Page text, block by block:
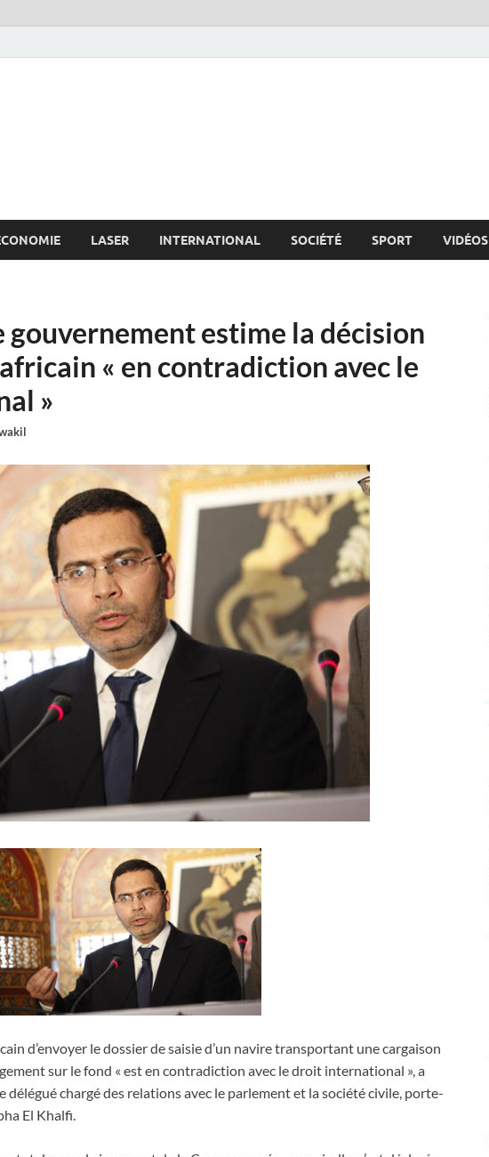
LASER INTERNATIONAL SOCIÉTÉ SPORT VIDÉOS
gouvernement estime la décision
« en contradiction avec le
»
d’envoyer le dossier de saisie d’un navire transportant une cargaison
sur le fond « est en contradiction avec le droit international », a
délégué chargé des relations avec le parlement et la société civile, porte-
El Khalfi.